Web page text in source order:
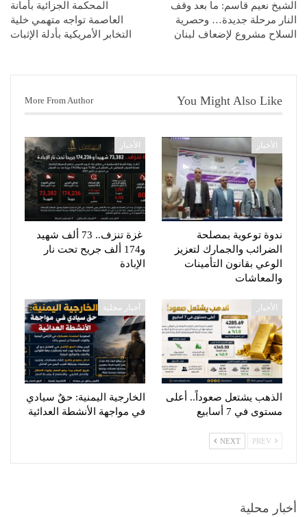
الشيخ نعيم قاسم: ما بعد وقف
النار مرحلة جديدة… وحصرية
السلاح مشروع لإضعاف لبنان
المحكمة الجزائية بأمانة
العاصمة تواجه متهمي خلية
التخابر الأمريكية بأدلة الإثبات
You Might Also Like
More From Author
الأخبار
ندوة توعوية بمصلحة
الضرائب والجمارك لتعزيز
الوعي بقانون التأمينات
والمعاشات
الأخبار
غزة تنزف.. 73 ألف شهيد
و174 ألف جريح تحت نار
الإبادة
الأخبار
الذهب يشتعل صعوداً.. أعلى
مستوى في 7 أسابيع
أخبار محلية
الخارجية اليمنية: حقٌ سيادي
في مواجهة الأنشطة العدائية
NEXT
أخبار محلية